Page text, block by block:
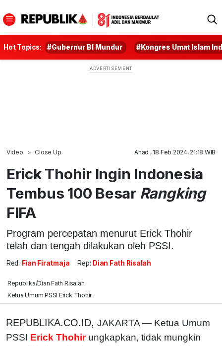
Hot Topics: #Gubernur BI Mundur #Kongres Umat Islam
Video Close Up Ahad , 18 Feb 2024, 21:18 WIB
Erick Thohir Ingin Indonesia
Tembus 100 Besar Rangking
FIFA
Program percepatan menurut Erick Thohir
telah dan tengah dilakukan oleh PSSI.
Red: Fian Firatmaja Rep: Dian Fath Risalah
Republika/Dian Fath Risalah
Ketua Umum PSSI Erick Thohir .
REPUBLIKA.CO.ID, JAKARTA — Ketua Umum
PSSI Erick Thohir ungkapkan, tidak mungkin